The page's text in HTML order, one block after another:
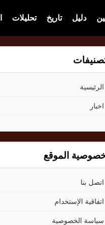
دليل تاريخ تحليلات
الرئيسية
اخبار
الموقع
اتصل بنا
اتفاقية الإستخدام
سياسة الخصوصية